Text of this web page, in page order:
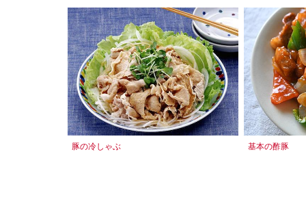
豚の冷しゃぶ 基本の酢豚